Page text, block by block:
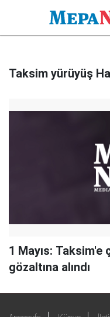
Taksim yürüyüş
1 Mayıs: Taksim'e
gözaltına alındı